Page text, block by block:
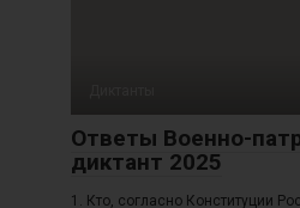
Ответы Военно-
диктант 2025
1. Кто, согласно Конституции